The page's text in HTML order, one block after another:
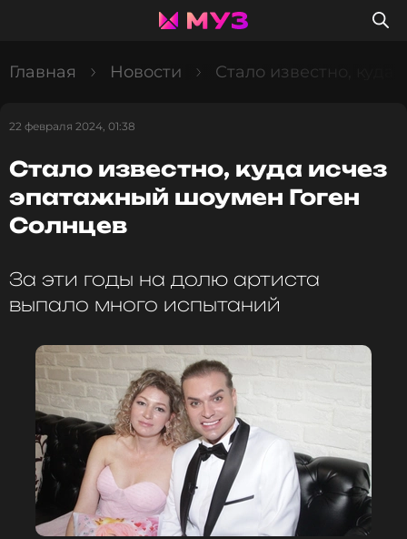
Главная Новости Стало известно,
22 февраля 2024, 01:38
Стало известно, куда исчез
эпатажный шоумен Гоген
Солнцев
За эти годы на долю артиста
выпало много испытаний